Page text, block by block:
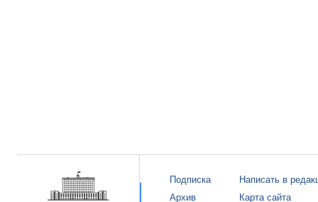
Подписка
Архив
Написать в
Карта сайта